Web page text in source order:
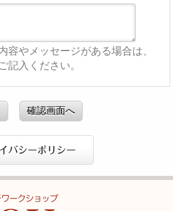
容やメッセージがある場合は、
記入ください。
確認画面へ